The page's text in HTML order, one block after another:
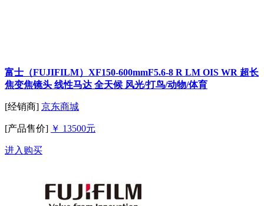
富士（FUJIFILM）XF150-600mmF5.6-8 R LM OIS WR 超长
焦变焦镜头 线性马达 全天候 风光/打鸟/动物/体育
[经销商] 京东商城
[产品售价] ￥ 13500元
进入购买